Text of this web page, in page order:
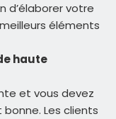
d’élaborer votre
éléments
haute
et vous devez
Les clients